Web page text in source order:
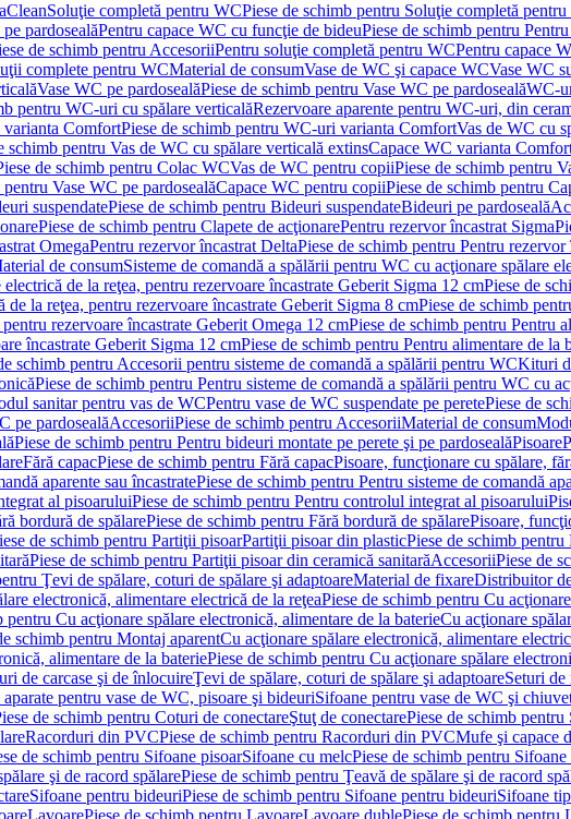
Soluţie completă pentru WCPiese de schimb pentru Soluţie completă
pardosealăPentru capace WC cu funcţie de bideuPiese de schimb pentru
de schimb pentru AccesoriiPentru soluţie completă pentru WCPentru capace
complete pentru WCMaterial de consumVase de WC şi capace WCVase WC
Vase WC pe pardosealăPiese de schimb pentru Vase WC pe pardosealăWC-
pentru WC-uri cu spălare verticalăRezervoare aparente pentru WC-uri, din
ComfortPiese de schimb pentru WC-uri varianta ComfortVas de WC cu
schimb pentru Vas de WC cu spălare verticală extinsCapace WC varianta
de schimb pentru Colac WCVas de WC pentru copiiPiese de schimb pentru
Vase WC pe pardosealăCapace WC pentru copiiPiese de schimb pentru
suspendatePiese de schimb pentru Bideuri suspendateBideuri pe pardoseală
Piese de schimb pentru Clapete de acţionarePentru rezervor încastrat Sigma
OmegaPentru rezervor încastrat DeltaPiese de schimb pentru Pentru rezervor
de consumSisteme de comandă a spălării pentru WC cu acţionare spălare
de la reţea, pentru rezervoare încastrate Geberit Sigma 12 cmPiese de
de la reţea, pentru rezervoare încastrate Geberit Sigma 8 cmPiese de schimb
rezervoare încastrate Geberit Omega 12 cmPiese de schimb pentru Pentru
încastrate Geberit Sigma 12 cmPiese de schimb pentru Pentru alimentare de
schimb pentru Accesorii pentru sisteme de comandă a spălării pentru WCKituri
Piese de schimb pentru Pentru sisteme de comandă a spălării pentru WC cu
sanitar pentru vas de WCPentru vase de WC suspendate pe peretePiese de
pe pardosealăAccesoriiPiese de schimb pentru AccesoriiMaterial de consum
Piese de schimb pentru Pentru bideuri montate pe perete şi pe pardosealăPisoare
Fără capacPiese de schimb pentru Fără capacPisoare, funcţionare cu spălare,
aparente sau încastratePiese de schimb pentru Pentru sisteme de comandă
al pisoaruluiPiese de schimb pentru Pentru controlul integrat al pisoarului
bordură de spălarePiese de schimb pentru Fără bordură de spălarePisoare,
de schimb pentru Partiţii pisoarPartiţii pisoar din plasticPiese de schimb
Piese de schimb pentru Partiţii pisoar din ceramică sanitarăAccesoriiPiese de
Ţevi de spălare, coturi de spălare şi adaptoareMaterial de fixareDistribuitor
electronică, alimentare electrică de la reţeaPiese de schimb pentru Cu
pentru Cu acţionare spălare electronică, alimentare de la baterieCu acţionare
schimb pentru Montaj aparentCu acţionare spălare electronică, alimentare
alimentare de la bateriePiese de schimb pentru Cu acţionare spălare
de carcase şi de înlocuireŢevi de spălare, coturi de spălare şi adaptoareSeturi de
pentru vase de WC, pisoare şi bideuriSifoane pentru vase de WC şi
de schimb pentru Coturi de conectareŞtuţ de conectarePiese de schimb pentru
Racorduri din PVCPiese de schimb pentru Racorduri din PVCMufe şi capace
de schimb pentru Sifoane pisoarSifoane cu melcPiese de schimb pentru
şi de racord spălarePiese de schimb pentru Ţeavă de spălare şi de racord
Sifoane pentru bideuriPiese de schimb pentru Sifoane pentru bideuriSifoane
LavoarePiese de schimb pentru LavoareLavoare dublePiese de schimb pentru